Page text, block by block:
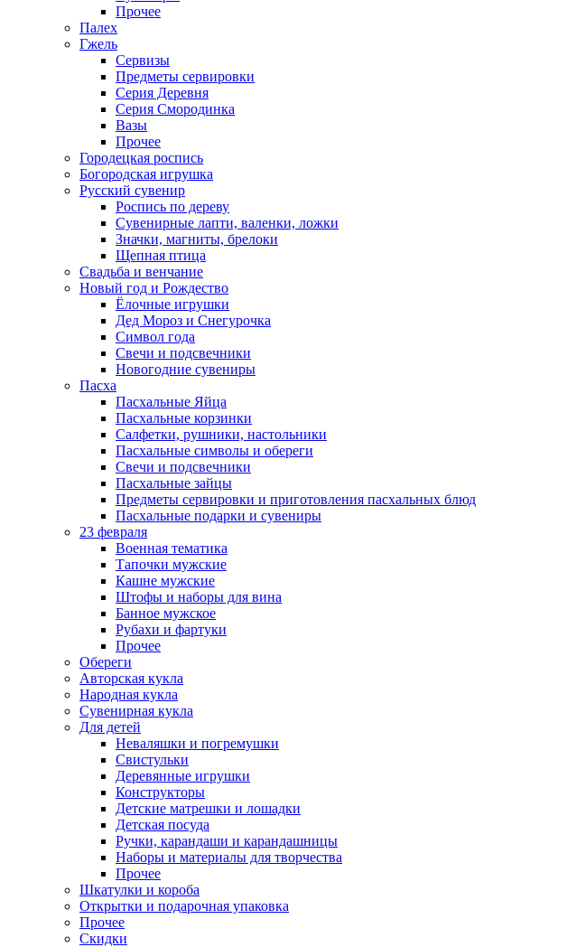
Прочее
Палех
Гжель
Сервизы
Предметы сервировки
Серия Деревня
Серия Смородинка
Вазы
Прочее
Городецкая роспись
Богородская игрушка
Русский сувенир
Роспись по дереву
Сувенирные лапти, валенки, ложки
Значки, магниты, брелоки
Щепная птица
Свадьба и венчание
Новый год и Рождество
Ёлочные игрушки
Дед Мороз и Снегурочка
Символ года
Свечи и подсвечники
Новогодние сувениры
Пасха
Пасхальные Яйца
Пасхальные корзинки
Салфетки, рушники, настольники
Пасхальные символы и обереги
Свечи и подсвечники
Пасхальные зайцы
Предметы сервировки и приготовления пасхальных блюд
Пасхальные подарки и сувениры
23 февраля
Военная тематика
Тапочки мужские
Кашне мужские
Штофы и наборы для вина
Банное мужское
Рубахи и фартуки
Прочее
Обереги
Авторская кукла
Народная кукла
Сувенирная кукла
Для детей
Неваляшки и погремушки
Свистульки
Деревянные игрушки
Конструкторы
Детские матрешки и лошадки
Детская посуда
Ручки, карандаши и карандашницы
Наборы и материалы для творчества
Прочее
Шкатулки и короба
Открытки и подарочная упаковка
Прочее
Скидки